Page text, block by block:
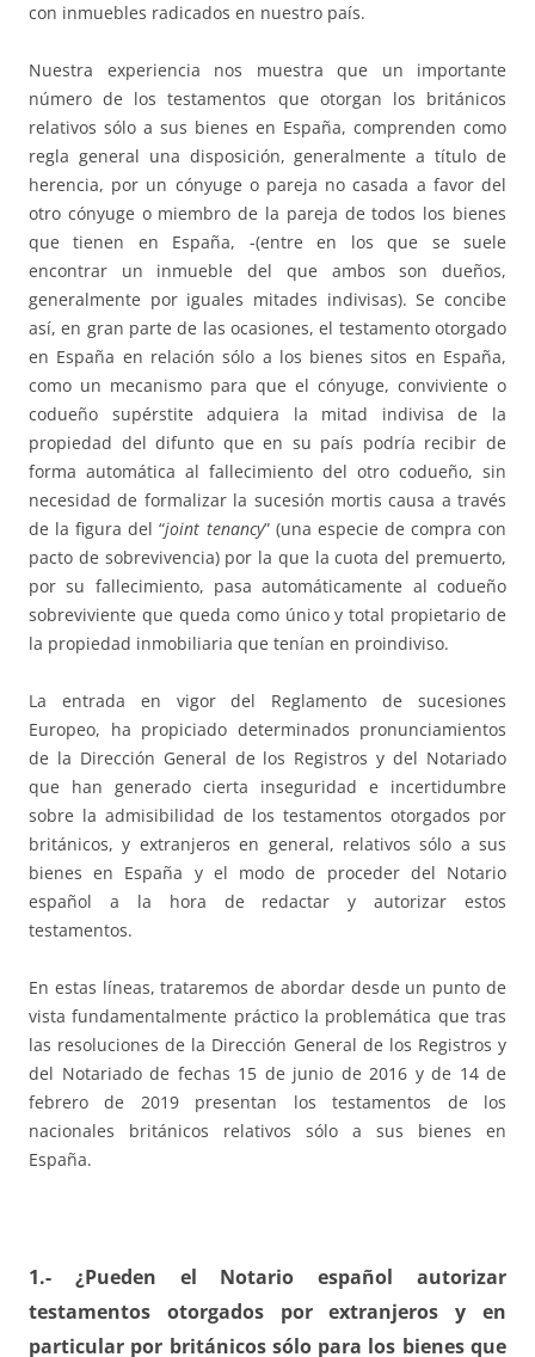
con inmuebles radicados en nuestro país.
Nuestra experiencia nos muestra que un importante
número de los testamentos que otorgan los británicos
relativos sólo a sus bienes en España, comprenden como
regla general una disposición, generalmente a título de
herencia, por un cónyuge o pareja no casada a favor del
otro cónyuge o miembro de la pareja de todos los bienes
que tienen en España, -(entre en los que se suele
encontrar un inmueble del que ambos son dueños,
generalmente por iguales mitades indivisas). Se concibe
así, en gran parte de las ocasiones, el testamento otorgado
en España en relación sólo a los bienes sitos en España,
como un mecanismo para que el cónyuge, conviviente o
codueño supérstite adquiera la mitad indivisa de la
propiedad del difunto que en su país podría recibir de
forma automática al fallecimiento del otro codueño, sin
necesidad de formalizar la sucesión mortis causa a través
de la figura del “joint tenancy” (una especie de compra con
pacto de sobrevivencia) por la que la cuota del premuerto,
por su fallecimiento, pasa automáticamente al codueño
sobreviviente que queda como único y total propietario de
la propiedad inmobiliaria que tenían en proindiviso.
La entrada en vigor del Reglamento de sucesiones
Europeo, ha propiciado determinados pronunciamientos
de la Dirección General de los Registros y del Notariado
que han generado cierta inseguridad e incertidumbre
sobre la admisibilidad de los testamentos otorgados por
británicos, y extranjeros en general, relativos sólo a sus
bienes en España y el modo de proceder del Notario
español a la hora de redactar y autorizar estos
testamentos.
En estas líneas, trataremos de abordar desde un punto de
vista fundamentalmente práctico la problemática que tras
las resoluciones de la Dirección General de los Registros y
del Notariado de fechas 15 de junio de 2016 y de 14 de
febrero de 2019 presentan los testamentos de los
nacionales británicos relativos sólo a sus bienes en
España.
1.- ¿Pueden el Notario español autorizar
testamentos otorgados por extranjeros y en
particular por británicos sólo para los bienes que